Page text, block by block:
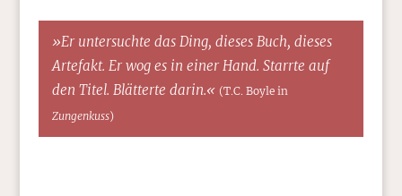
»Er untersuchte das Ding, dieses Buch, dieses
Artefakt. Er wog es in einer Hand. Starrte auf
den Titel. Blätterte darin.« (T.C. Boyle in
Zungenkuss)